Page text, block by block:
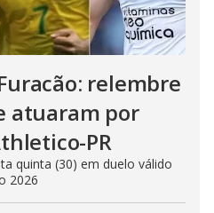
relembre
atuaram por
PR
quinta (30) em duelo válido
2026